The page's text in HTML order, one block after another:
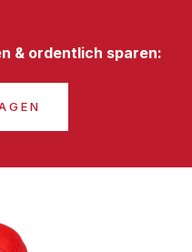
& ordentlich sparen: